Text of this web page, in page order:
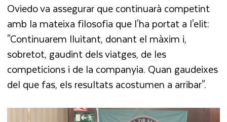
Oviedo va assegurar que continuarà competint
amb la mateixa filosofia que l'ha portat a l'elit:
"Continuarem lluitant, donant el màxim i,
sobretot, gaudint dels viatges, de les
competicions i de la companyia. Quan gaudeixes
del que fas, els resultats acostumen a arribar".